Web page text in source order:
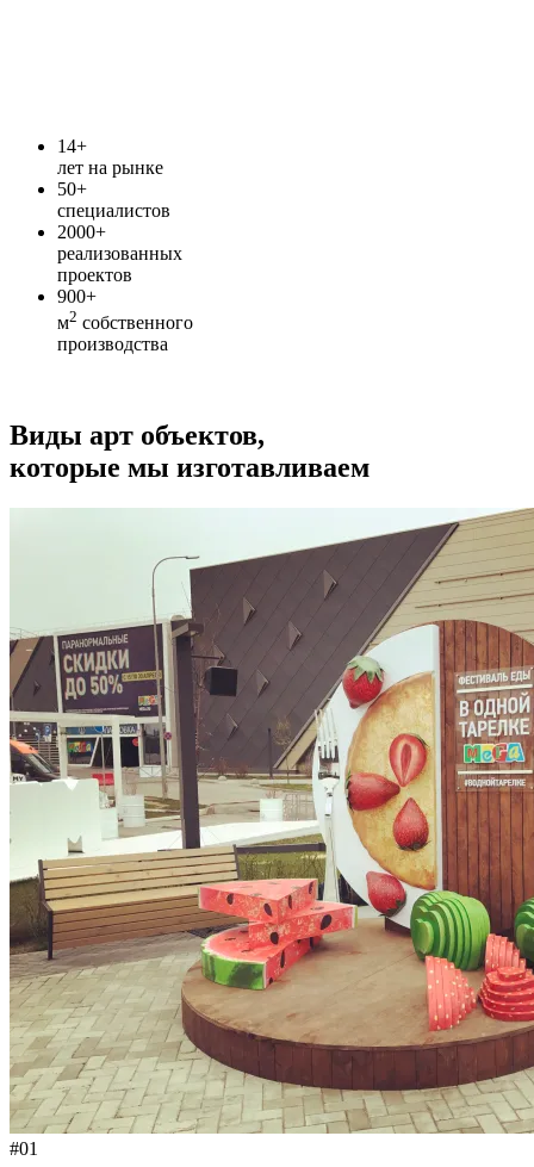
14+
лет на рынке
50+
специалистов
2000+
реализованных
проектов
900+
м2 собственного
производства
Виды арт объектов,
которые мы изготавливаем
#01